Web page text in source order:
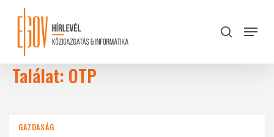
content
search
Menu
Találat: OTP
GAZDASÁG
Close